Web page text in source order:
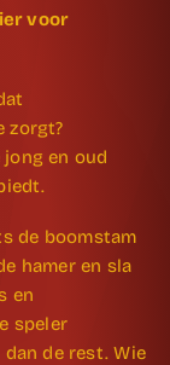
voor
zorgt?
en oud
de boomstam
hamer en sla
en
speler
de rest. Wie